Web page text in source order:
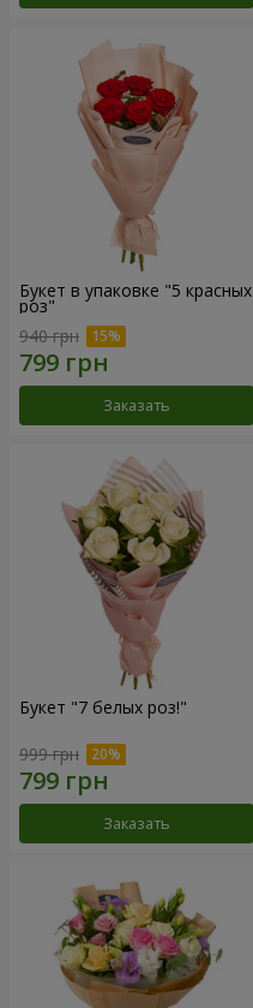
Букет в упаковке "5 красных
роз"
940 грн
Заказать
Букет "7 белых роз!"
999 грн
Заказать